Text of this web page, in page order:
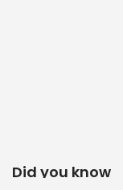
Did you know